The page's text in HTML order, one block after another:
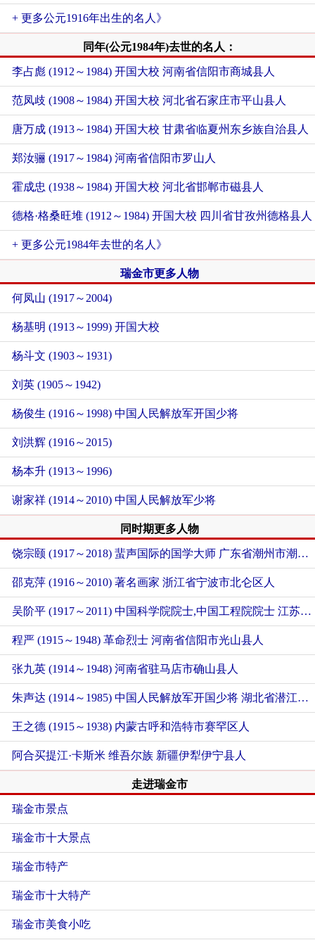
+ 更多公元1916年出生的名人》
同年(公元1984年)去世的名人：
李占彪 (1912～1984) 开国大校 河南省信阳市商城县人
范凤歧 (1908～1984) 开国大校 河北省石家庄市平山县人
唐万成 (1913～1984) 开国大校 甘肃省临夏州东乡族自治县人
郑汝骊 (1917～1984) 河南省信阳市罗山人
霍成忠 (1938～1984) 开国大校 河北省邯郸市磁县人
德格·格桑旺堆 (1912～1984) 开国大校 四川省甘孜州德格县人
+ 更多公元1984年去世的名人》
瑞金市更多人物
何凤山 (1917～2004)
杨基明 (1913～1999) 开国大校
杨斗文 (1903～1931)
刘英 (1905～1942)
杨俊生 (1916～1998) 中国人民解放军开国少将
刘洪辉 (1916～2015)
杨本升 (1913～1996)
谢家祥 (1914～2010) 中国人民解放军少将
同时期更多人物
饶宗颐 (1917～2018) 蜚声国际的国学大师 广东省潮州市潮安区人
邵克萍 (1916～2010) 著名画家 浙江省宁波市北仑区人
吴阶平 (1917～2011) 中国科学院院士,中国工程院院士 江苏省常州市新北区人
程严 (1915～1948) 革命烈士 河南省信阳市光山县人
张九英 (1914～1948) 河南省驻马店市确山县人
朱声达 (1914～1985) 中国人民解放军开国少将 湖北省潜江市人
王之德 (1915～1938) 内蒙古呼和浩特市赛罕区人
阿合买提江·卡斯米 维吾尔族 新疆伊犁伊宁县人
走进瑞金市
瑞金市景点
瑞金市十大景点
瑞金市特产
瑞金市十大特产
瑞金市美食小吃